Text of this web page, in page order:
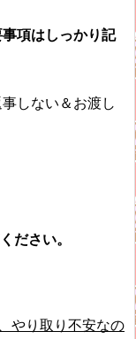
項はしっかり記
しない＆お渡し
ださい。
やり取り不安なの